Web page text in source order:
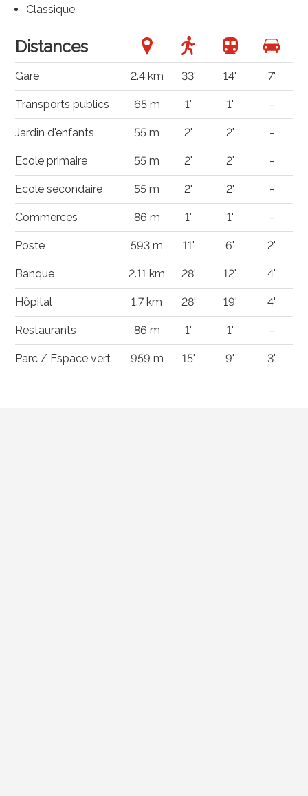
Classique
Distances
Gare 2.4 km 33' 14' 7'
Transports publics 65 m 1' 1' -
Jardin d'enfants 55 m 2' 2' -
Ecole primaire 55 m 2' 2' -
Ecole secondaire 55 m 2' 2' -
Commerces 86 m 1' 1' -
Poste 593 m 11' 6' 2'
Banque 2.11 km 28' 12' 4'
Hôpital 1.7 km 28' 19' 4'
Restaurants 86 m 1' 1' -
Parc / Espace vert 959 m 15' 9' 3'